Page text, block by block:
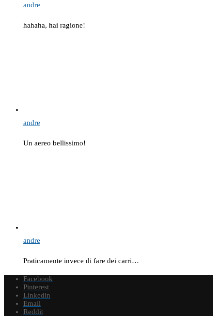
andre
hahaha, hai ragione!
andre
Un aereo bellissimo!
andre
Praticamente invece di fare dei carri…
Facebook
Pinterest
Linkedin
Email
Reddit